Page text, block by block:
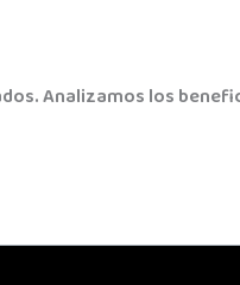
Analizamos los